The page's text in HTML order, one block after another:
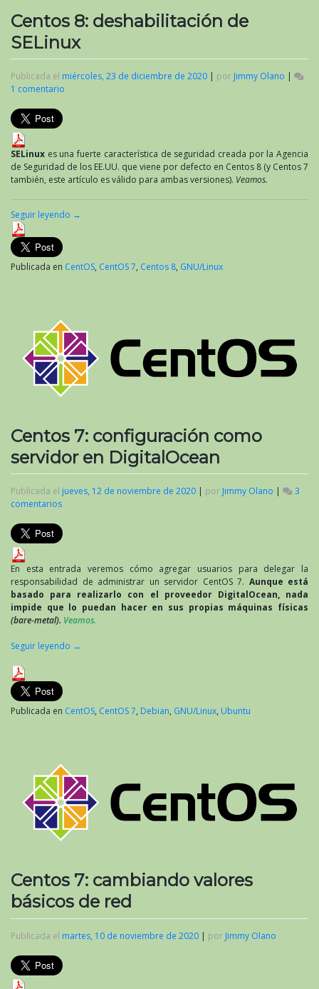
Centos 8: deshabilitación de
SELinux
Publicada el miércoles, 23 de diciembre de 2020 | por Jimmy Olano |
1 comentario
SELinux
SELinux es una fuerte característica de seguridad creada por la Agencia
de Seguridad de los EE.UU. que viene por defecto en Centos 8 (y Centos 7
también, este artículo es válido para ambas versiones). Veamos.
Seguir leyendo →
Publicada en CentOS, CentOS 7, Centos 8, GNU/Linux
Centos 7: configuración como
servidor en DigitalOcean
Publicada el jueves, 12 de noviembre de 2020 | por Jimmy Olano |
3
comentarios
7:
servidor
en
DigitalOcean
En esta entrada veremos cómo agregar usuarios para delegar la
responsabilidad de administrar un servidor CentOS 7. Aunque está
basado para realizarlo con el proveedor DigitalOcean, nada
impide que lo puedan hacer en sus propias máquinas físicas
(bare-metal). Veamos.
Seguir leyendo →
Publicada en CentOS, CentOS 7, Debian, GNU/Linux, Ubuntu
Centos 7: cambiando valores
básicos de red
Publicada el martes, 10 de noviembre de 2020 | por Jimmy Olano